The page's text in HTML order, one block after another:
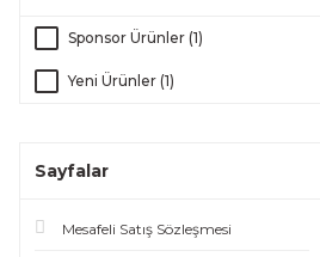
Sponsor Ürünler (1)
Yeni Ürünler (1)
Sayfalar
Mesafeli Satış Sözleşmesi